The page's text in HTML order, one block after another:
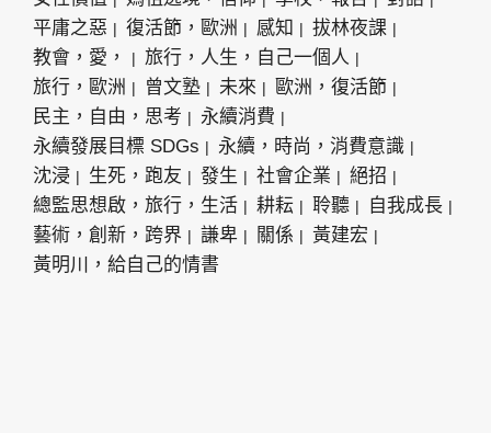
平庸之惡
復活節，歐洲 感知
拔林夜課
教會，愛，
旅行，人生，自己一個人
旅行，歐洲
曾文塾 未來
歐洲，復活節
民主，自由，思考
永續消費
永續發展目標 SDGs
永續，時尚，消費意識
沈浸
生死，跑友 發生 社會企業
絕招
總監思想啟，旅行，生活
耕耘 聆聽
自我成長
藝術，創新，跨界
謙卑 關係
黃建宏
黃明川，給自己的情書